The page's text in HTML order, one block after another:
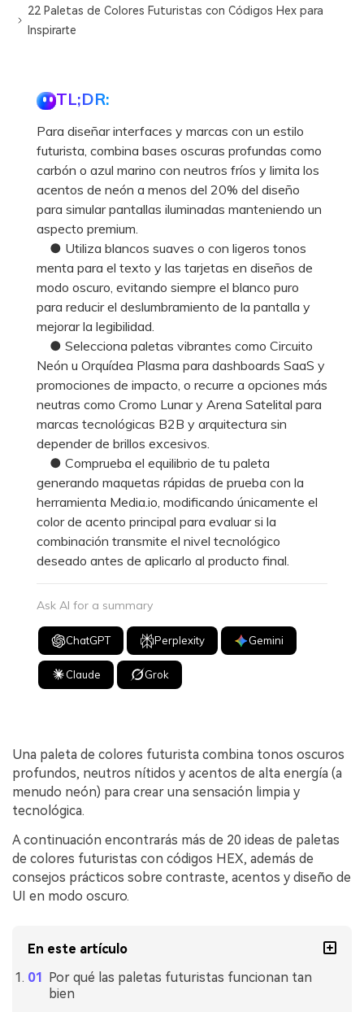
22 Paletas de Colores Futuristas con Códigos Hex para
Inspirarte
TL;DR:
Para diseñar interfaces y marcas con un estilo
futurista, combina bases oscuras profundas como
carbón o azul marino con neutros fríos y limita los
acentos de neón a menos del 20% del diseño
para simular pantallas iluminadas manteniendo un
aspecto premium.
● Utiliza blancos suaves o con ligeros tonos
menta para el texto y las tarjetas en diseños de
modo oscuro, evitando siempre el blanco puro
para reducir el deslumbramiento de la pantalla y
mejorar la legibilidad.
● Selecciona paletas vibrantes como Circuito
Neón u Orquídea Plasma para dashboards SaaS y
promociones de impacto, o recurre a opciones más
neutras como Cromo Lunar y Arena Satelital para
marcas tecnológicas B2B y arquitectura sin
depender de brillos excesivos.
● Comprueba el equilibrio de tu paleta
generando maquetas rápidas de prueba con la
herramienta Media.io, modificando únicamente el
color de acento principal para evaluar si la
combinación transmite el nivel tecnológico
deseado antes de aplicarlo al producto final.
Ask AI for a summary
ChatGPT Perplexity Gemini
Claude Grok
Una paleta de colores futurista combina tonos oscuros
profundos, neutros nítidos y acentos de alta energía (a
menudo neón) para crear una sensación limpia y
tecnológica.
A continuación encontrarás más de 20 ideas de paletas
de colores futuristas con códigos HEX, además de
consejos prácticos sobre contraste, acentos y diseño de
UI en modo oscuro.
En este artículo
Por qué las paletas futuristas funcionan tan
bien